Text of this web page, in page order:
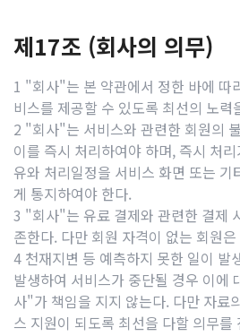
제17조 (회사의 의무)
1 "회사"는 본 약관에서 정한 바에 따
비스를 제공할 수 있도록 최선의 노력
2 "회사"는 서비스와 관련한 회원의
이를 즉시 처리하여야 하며, 즉시 처
유와 처리일정을 서비스 화면 또는 기
게 통지하여야 한다.
3 "회사"는 유료 결제와 관련한 결제
존한다. 다만 회원 자격이 없는 회원
4 천재지변 등 예측하지 못한 일이 발
발생하여 서비스가 중단될 경우 이에
사"가 책임을 지지 않는다. 다만 자료
스 지원이 되도록 최선을 다할 의무를